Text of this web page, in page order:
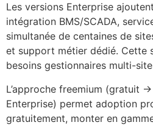
Les versions Enterprise
intégration BMS/SCADA,
simultanée de centaines de
et support métier dédié. Cette
besoins gestionnaires multi-
L’approche freemium
Enterprise) permet adoption
gratuitement, monter en